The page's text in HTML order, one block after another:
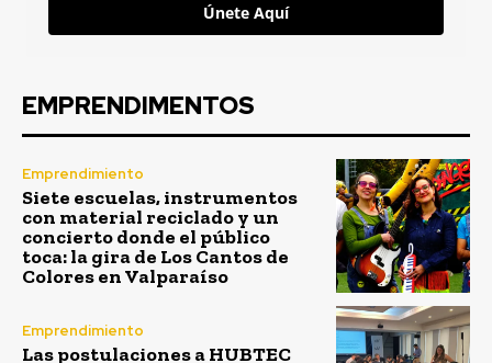
Únete Aquí
EMPRENDIMENTOS
Emprendimiento
Siete escuelas, instrumentos
con material reciclado y un
concierto donde el público
toca: la gira de Los Cantos de
Colores en Valparaíso
Emprendimiento
Las postulaciones a HUBTEC